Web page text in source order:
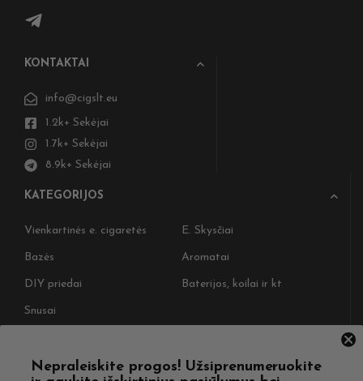
KONTAKTAI
info@cigslt.eu
1.2k+ Sekėjai
1.7k+ Sekėjai
8.9k+ Sekėjai
KATEGORIJOS
Vienkartinės e. cigaretės E. Skysčiai
Bazės Aromatai
DIY priedai Baterijos, koilai ir kt
Snusai
Nepraleiskite progos! Užsiprenumeruokite